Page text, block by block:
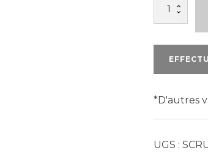
quantité
PRISE
CARRÉE
*D'autres
UGS :